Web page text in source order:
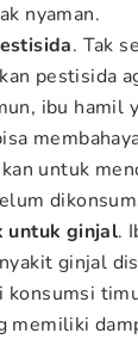
nyaman.
. Tak
pestisida
ibu hamil
untuk
untuk ginjal.
ginjal
konsumsi
memiliki